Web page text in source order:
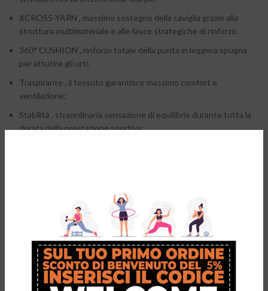
XCROSS-YARN , massimo sostegno della caviglia grazie alla
struttura multimateriale e alle fasce strategiche di rinforzo.
360° CUSHION , rinforzo totale della punta in leggera spugna
per attutire gli urti.
Traspirante , il tessuto garantisce massimo comfort e
ventilazione;
Stabilità , straordinaria sensazione di equilibrio durante tutta la
durata della prestazione sportiva;
Abbassamento della soglia di fatica
Aumento delle prestazioni in agilità e velocità
Riduzione del dolore
Massimo comfort
Riduzione della distorsione